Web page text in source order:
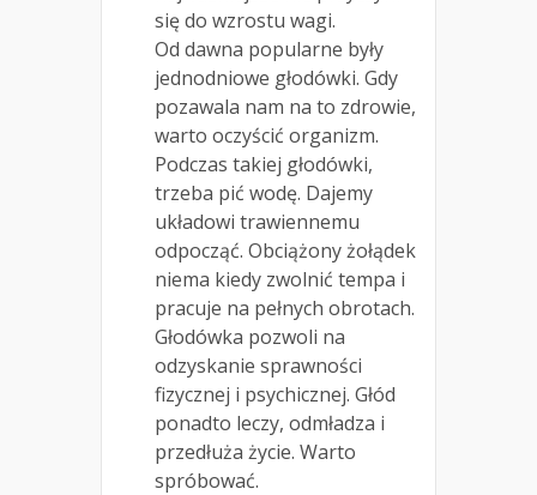
się do wzrostu wagi.
Od dawna popularne były
jednodniowe głodówki. Gdy
pozawala nam na to zdrowie,
warto oczyścić organizm.
Podczas takiej głodówki,
trzeba pić wodę. Dajemy
układowi trawiennemu
odpocząć. Obciążony żołądek
niema kiedy zwolnić tempa i
pracuje na pełnych obrotach.
Głodówka pozwoli na
odzyskanie sprawności
fizycznej i psychicznej. Głód
ponadto leczy, odmładza i
przedłuża życie. Warto
spróbować.